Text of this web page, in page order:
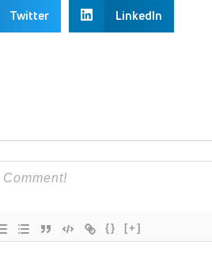
Twitter LinkedIn
{} [+]